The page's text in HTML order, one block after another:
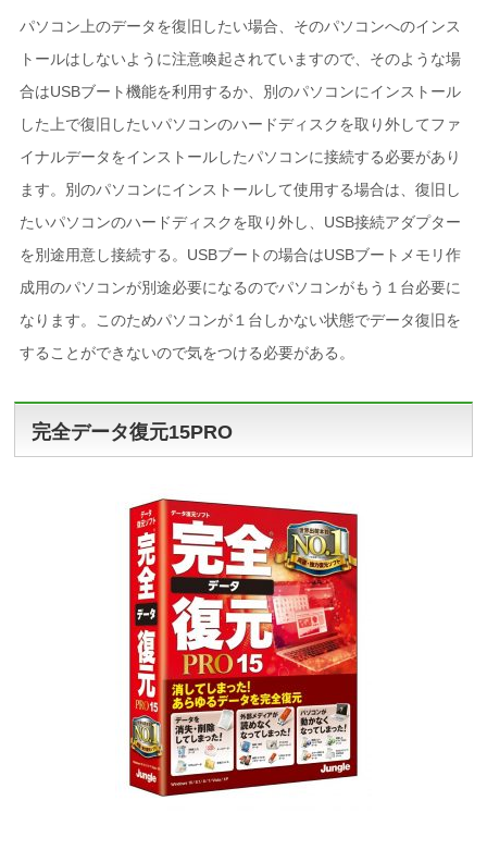
パソコン上のデータを復旧したい場合、そのパソコンへのインス
トールはしないように注意喚起されていますので、そのような場
合はUSBブート機能を利用するか、別のパソコンにインストール
した上で復旧したいパソコンのハードディスクを取り外してファ
イナルデータをインストールしたパソコンに接続する必要があり
ます。別のパソコンにインストールして使用する場合は、復旧し
たいパソコンのハードディスクを取り外し、USB接続アダプター
を別途用意し接続する。USBブートの場合はUSBブートメモリ作
成用のパソコンが別途必要になるのでパソコンがもう１台必要に
なります。このためパソコンが１台しかない状態でデータ復旧を
することができないので気をつける必要がある。
完全データ復元15PRO